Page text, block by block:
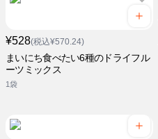
¥528(税込¥570.24)
まいにち食べたい6種のドライフル
ーツミックス
1袋